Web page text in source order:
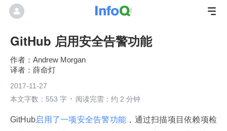
GitHub 启用安全告警功能
Andrew Morgan
薛命灯
2017-11-27
本文字数：553 字
阅读完需：约 2 分钟
GitHub启用了一项安全告警功能 ，通过扫描项目依赖项检